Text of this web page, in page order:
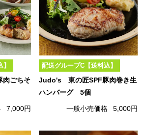
ごちそ
7,000円
配送グループC【送料込】
Judo's 東の匠SPF豚肉巻き生
ハンバーグ 5個
一般小売価格 5,000円